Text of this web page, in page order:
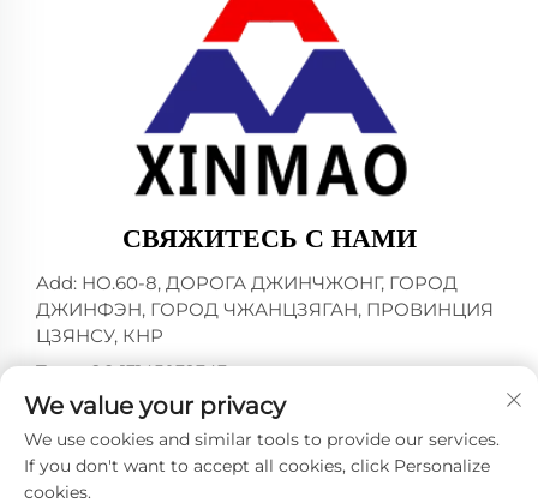
СВЯЖИТЕСЬ С НАМИ
Add: НО.60-8, ДОРОГА ДЖИНЧЖОНГ, ГОРОД
ДЖИНФЭН, ГОРОД ЧЖАНЦЗЯГАН, ПРОВИНЦИЯ
ЦЗЯНСУ, КНР
Тел.:+86-13145032343
Электронная почта:[email protected]
Copyright © 2024 by ZHANGJIAGANG CITY XINMAO
We value your privacy
We use cookies and similar tools to provide our services.
If you don't want to accept all cookies, click Personalize
cookies.